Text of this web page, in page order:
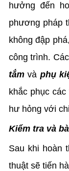
hưởng đến
phương pháp
không đập
công trình. Các
tắmvà phụ
khắc phục
hư hỏng với
Kiểm tra và
Sau khi hoàn
thuật sẽ tiến